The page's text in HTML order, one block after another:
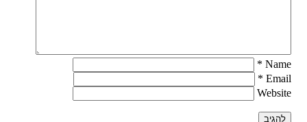
Name
*
Email
*
Website